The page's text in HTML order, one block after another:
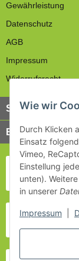
Gewährleistung
Datenschutz
AGB
Impressum
Widerrufsrecht
Service
Bezahlung &
Wie wir
Durch Klicken
Einsatz
Vimeo,
Einstellung
unten).
in unserer
Impressum